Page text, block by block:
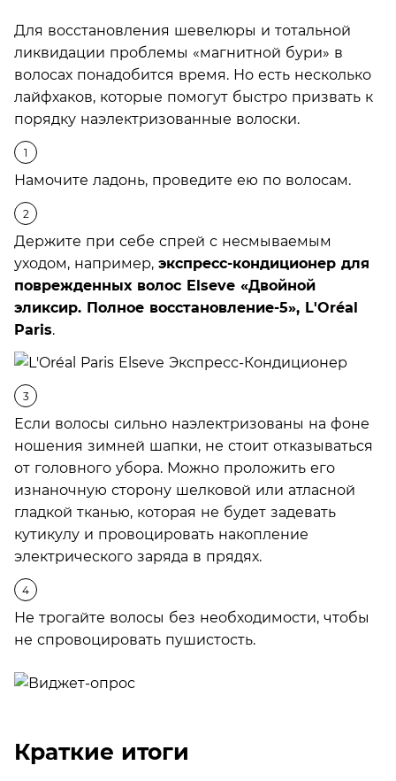
Для восстановления шевелюры и тотальной
ликвидации проблемы «магнитной бури» в
волосах понадобится время. Но есть несколько
лайфхаков, которые помогут быстро призвать к
порядку наэлектризованные волоски.
Намочите ладонь, проведите ею по волосам.
Держите при себе спрей с несмываемым
уходом, например, экспресс-кондиционер для
поврежденных волос Elseve «Двойной
эликсир. Полное восстановление-5», L'Oréal
Paris.
Если волосы сильно наэлектризованы на фоне
ношения зимней шапки, не стоит отказываться
от головного убора. Можно проложить его
изнаночную сторону шелковой или атласной
гладкой тканью, которая не будет задевать
кутикулу и провоцировать накопление
электрического заряда в прядях.
Не трогайте волосы без необходимости, чтобы
не спровоцировать пушистость.
Краткие итоги